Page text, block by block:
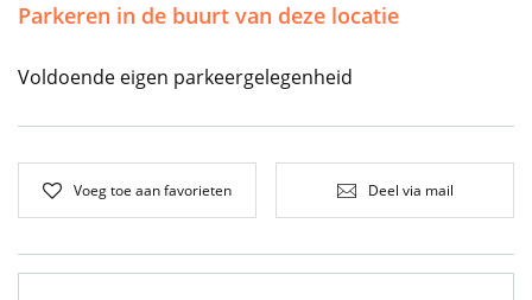
Parkeren in de buurt van deze locatie
Voldoende eigen parkeergelegenheid
Voeg toe aan favorieten Deel via mail